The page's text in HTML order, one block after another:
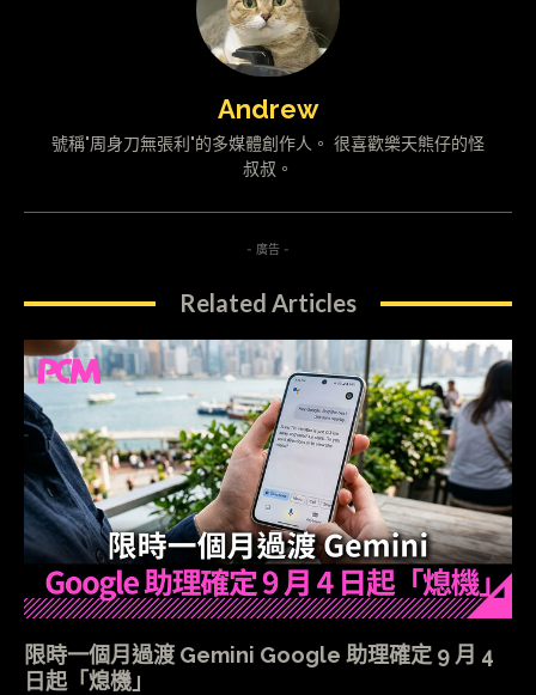
Andrew
號稱"周身刀無張利"的多媒體創作人。 很喜歡樂天熊仔的怪
叔叔。
- 廣告 -
Related Articles
限時一個月過渡 Gemini Google 助理確定 9 月 4
日起「熄機」